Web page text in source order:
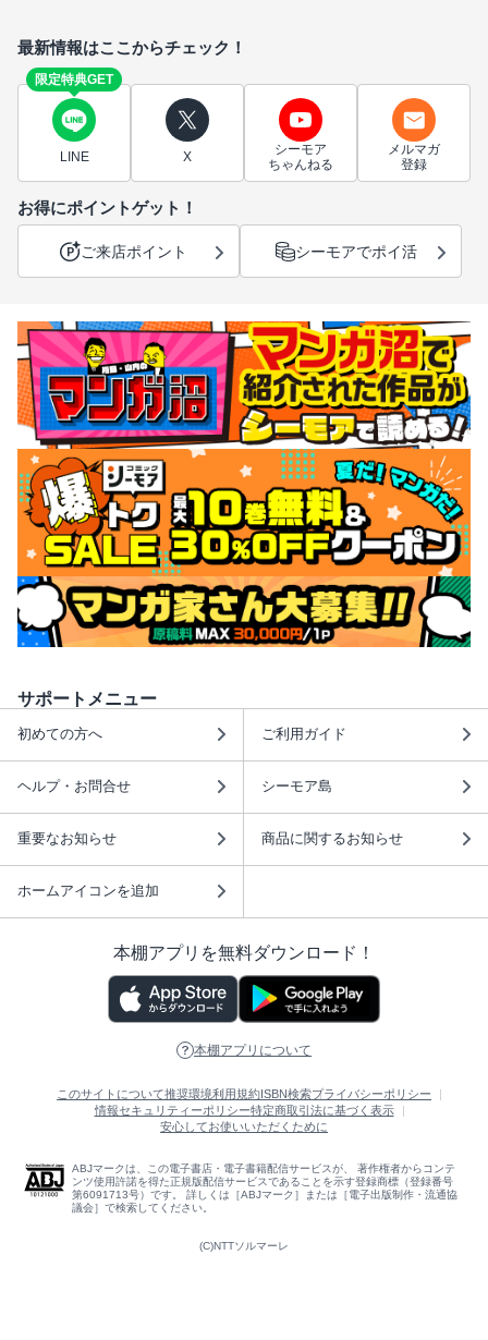
最新情報はここからチェック！
限定特典GET
LINE X
シーモア
ちゃんねる
メルマガ
登録
お得にポイントゲット！
ご来店ポイント シーモアでポイ活
サポートメニュー
初めての方へ ご利用ガイド
ヘルプ・お問合せ シーモア島
重要なお知らせ 商品に関するお知らせ
ホームアイコンを追加
本棚アプリを無料ダウンロード！
本棚アプリについて
このサイトについて推奨環境利用規約 ISBN検索プライバシーポリシー
情報セキュリティーポリシー特定商取引法に基づく表示
安心してお使いいただくために
ABJマークは、この電子書店・電子書籍配信サービスが、 著作権者からコンテ
ンツ使用許諾を得た正規版配信サービスであることを示す登録商標（登録番号
第6091713号）です。 詳しくは［ABJマーク］または［電子出版制作・流通協
議会］で検索してください。
(C)NTTソルマーレ